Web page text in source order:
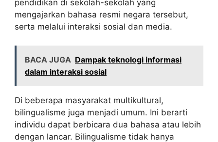
pendidikan di sekolah-sekolah yang
mengajarkan bahasa resmi negara tersebut,
serta melalui interaksi sosial dan media.
BACA JUGA Dampak teknologi informasi
dalam interaksi sosial
Di beberapa masyarakat multikultural,
bilingualisme juga menjadi umum. Ini berarti
individu dapat berbicara dua bahasa atau lebih
dengan lancar. Bilingualisme tidak hanya